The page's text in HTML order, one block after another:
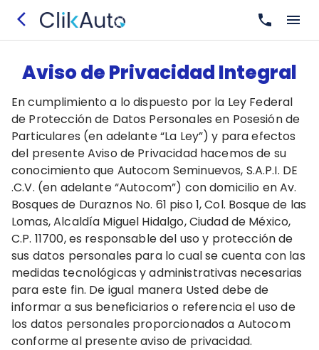
Aviso de Privacidad Integral
En cumplimiento a lo dispuesto por la Ley Federal
de Protección de Datos Personales en Posesión de
Particulares (en adelante “La Ley”) y para efectos
del presente Aviso de Privacidad hacemos de su
conocimiento que Autocom Seminuevos, S.A.P.I. DE
.C.V. (en adelante “Autocom”) con domicilio en Av.
Bosques de Duraznos No. 61 piso 1, Col. Bosque de las
Lomas, Alcaldía Miguel Hidalgo, Ciudad de México,
C.P. 11700, es responsable del uso y protección de
sus datos personales para lo cual se cuenta con las
medidas tecnológicas y administrativas necesarias
para este fin. De igual manera Usted debe de
informar a sus beneficiarios o referencia el uso de
los datos personales proporcionados a Autocom
conforme al presente aviso de privacidad.